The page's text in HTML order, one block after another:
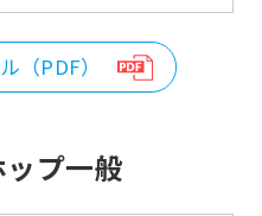
（PDF）
プ一般